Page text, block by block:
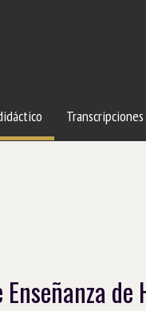
Transcripciones
de